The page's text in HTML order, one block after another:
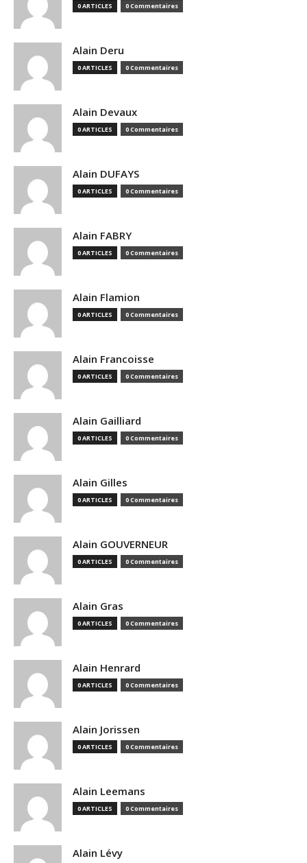
0 ARTICLES 0 Commentaires
Alain Deru
0 ARTICLES 0 Commentaires
Alain Devaux
0 ARTICLES 0 Commentaires
Alain DUFAYS
0 ARTICLES 0 Commentaires
Alain FABRY
0 ARTICLES 0 Commentaires
Alain Flamion
0 ARTICLES 0 Commentaires
Alain Francoisse
0 ARTICLES 0 Commentaires
Alain Gailliard
0 ARTICLES 0 Commentaires
Alain Gilles
0 ARTICLES 0 Commentaires
Alain GOUVERNEUR
0 ARTICLES 0 Commentaires
Alain Gras
0 ARTICLES 0 Commentaires
Alain Henrard
0 ARTICLES 0 Commentaires
Alain Jorissen
0 ARTICLES 0 Commentaires
Alain Leemans
0 ARTICLES 0 Commentaires
Alain Lévy